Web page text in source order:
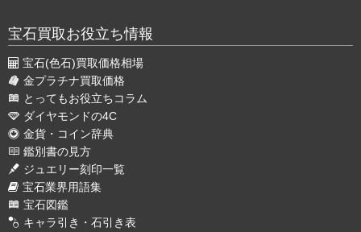
宝石買取お役立ち情報
宝石(色石)買取価格相場
金プラチナ買取価格
とってもお役立ちコラム
ダイヤモンドの4C
金貨・コイン辞典
鑑別書の見方
ジュエリー刻印一覧
宝石業界用語集
宝石図鑑
キャラ引き・石引き表